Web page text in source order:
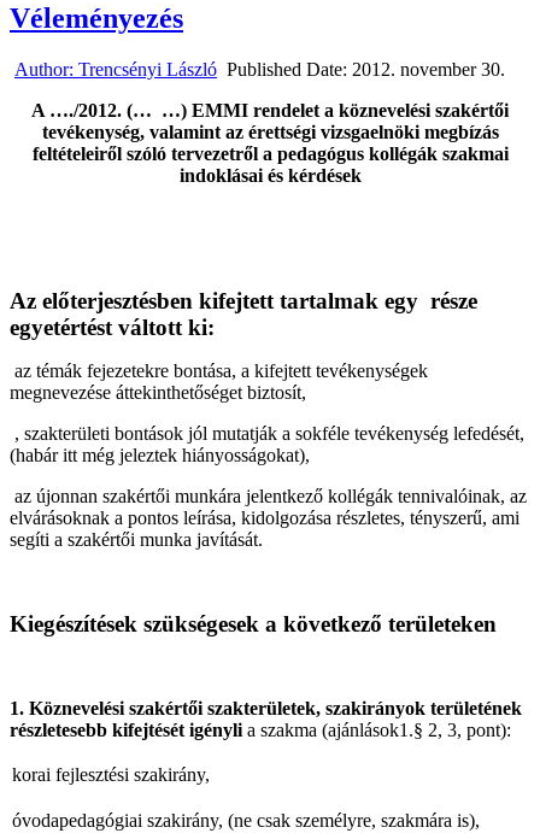
Véleményezés
Author: Trencsényi László Published Date: 2012. november 30.
A …./2012. (… …) EMMI rendelet a köznevelési szakértői
tevékenység, valamint az érettségi vizsgaelnöki megbízás
feltételeirőlszóló tervezetről a pedagógus kollégák szakmai
indoklásai és kérdések
Az előterjesztésben kifejtett tartalmak egy része
egyetértést váltott ki:
az témák fejezetekre bontása, a kifejtett tevékenységek
megnevezése áttekinthetőséget biztosít,
, szakterületi bontások jól mutatják a sokféle tevékenység lefedését,
(habár itt még jeleztek hiányosságokat),
az újonnan szakértői munkára jelentkező kollégák tennivalóinak, az
elvárásoknak a pontos leírása, kidolgozása részletes, tényszerű, ami
segíti a szakértői munka javítását.
Kiegészítések szükségesek a következő területeken
1. Köznevelési szakértői szakterületek, szakirányok területének
részletesebb kifejtését igényli a szakma (ajánlások1.§ 2, 3, pont):
korai fejlesztési szakirány,
óvodapedagógiai szakirány, (ne csak személyre, szakmára is),